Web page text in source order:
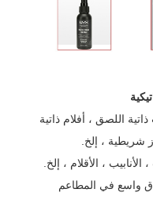
اللصق ، أفلام ذاتية
شريطية ، إلخ.
واسع في المطاعم